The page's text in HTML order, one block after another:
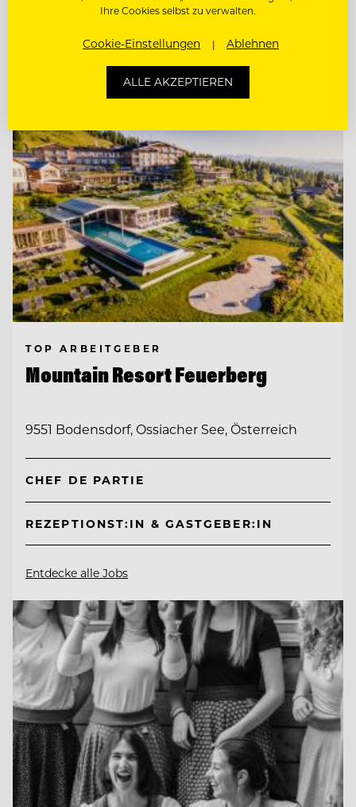
Entdecke alle Jobs
TOP ARBEITGEBER
Mountain Resort Feuerberg
9551 Bodensdorf, Ossiacher See, Österreich
CHEF DE PARTIE
REZEPTIONST:IN & GASTGEBER:IN
Entdecke alle Jobs
Ihre Cookies selbst zu verwalten.
Cookie-Einstellungen Ablehnen
ALLE AKZEPTIEREN